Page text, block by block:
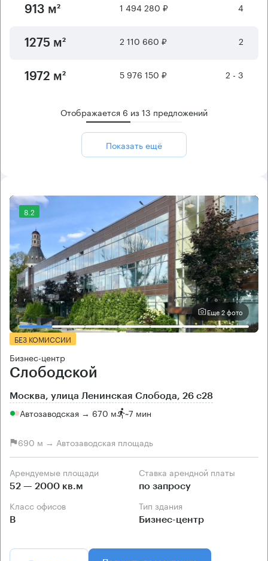
913 м² 1 494 280 ₽ 4
1275 м² 2 110 660 ₽ 2
1972 м² 5 976 150 ₽ 2 - 3
Отображается 6 из13 предложений
Показать ещё
8.2
Еще 2 фото
БЕЗ КОМИССИИ
Бизнес-центр
Слободской
Москва, улица Ленинская Слобода, 26 с28
Автозаводская → 670 м ~7 мин
690 м → Автозаводская площадь
Арендуемые площади
52 — 2000 кв.м
Ставка арендной платы
по запросу
Класс офисов
B
Тип здания
Бизнес-центр